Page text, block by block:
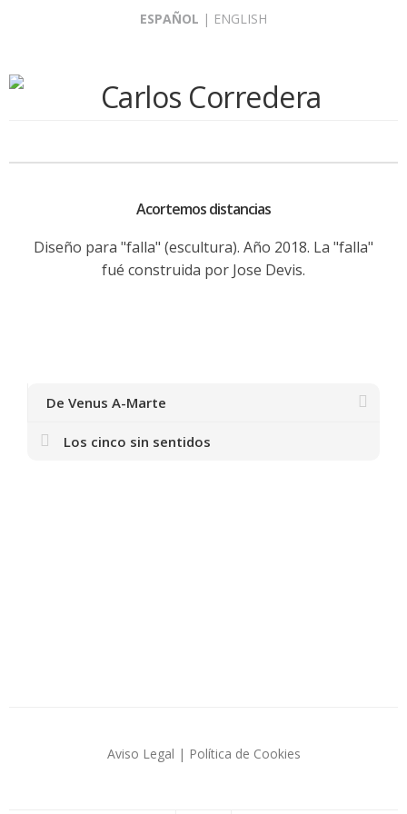
ESPAÑOL | ENGLISH
Acortemos distancias
Diseño para "falla" (escultura). Año 2018. La "falla"
fué construida por Jose Devis.
De Venus A-Marte
Los cinco sin sentidos
Aviso Legal | Política de Cookies